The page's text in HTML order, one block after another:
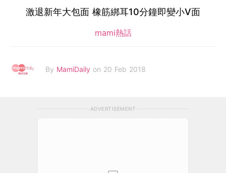
激退新年大包面 橡筋綁耳10分鐘即變小V面
mami熱話
By MamiDaily on 20 Feb 2018
ADVERTISEMENT